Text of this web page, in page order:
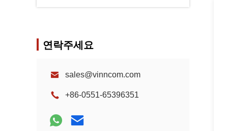
연락주세요
sales@vinncom.com
+86-0551-65396351